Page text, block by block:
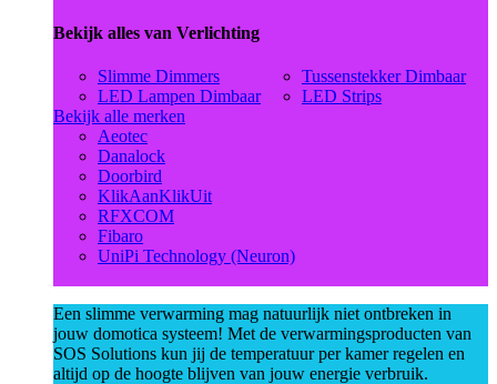
Bekijk alles van Verlichting
Slimme Dimmers
LED Lampen Dimbaar
Tussenstekker Dimbaar
LED Strips
Bekijk alle merken
Aeotec
Danalock
Doorbird
KlikAanKlikUit
RFXCOM
Fibaro
UniPi Technology (Neuron)
Een slimme verwarming mag natuurlijk niet ontbreken in
jouw domotica systeem! Met de verwarmingsproducten van
SOS Solutions kun jij de temperatuur per kamer regelen en
altijd op de hoogte blijven van jouw energie verbruik.